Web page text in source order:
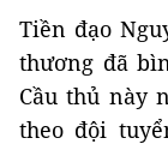
Tiền đạo
thương đã
Cầu thủ này
theo đội